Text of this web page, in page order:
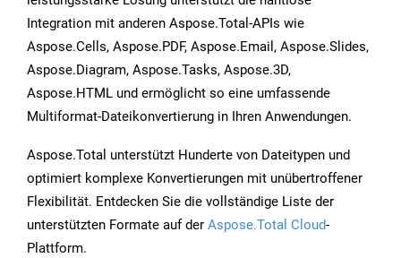
Integration mit anderen Aspose.Total-APIs wie
Aspose.Cells, Aspose.PDF, Aspose.Email, Aspose.Slides,
Aspose.Diagram, Aspose.Tasks, Aspose.3D,
Aspose.HTML und ermöglicht so eine umfassende
Multiformat-Dateikonvertierung in Ihren Anwendungen.
Aspose.Total unterstützt Hunderte von Dateitypen und
optimiert komplexe Konvertierungen mit unübertroffener
Flexibilität. Entdecken Sie die vollständige Liste der
unterstützten Formate auf der Aspose.Total Cloud-
Plattform.